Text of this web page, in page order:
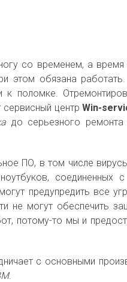
со временем, а
этом обязана
к поломке.
центрWin-
до серьезного ремонта
ПО, в том числе
соединенных с
предупредить все
не могут обеспечить
потому-то мы и
с основными
.